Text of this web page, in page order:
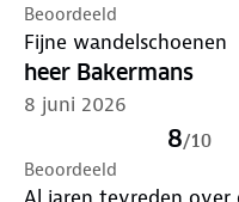
Beoordeeld
Fijne wandelschoenen
heer Bakermans
8 juni 2026
8/10
Beoordeeld